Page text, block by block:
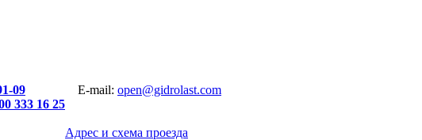
09 E-mail: open@gidrolast.com
333 16 25
Адрес и схема проезда